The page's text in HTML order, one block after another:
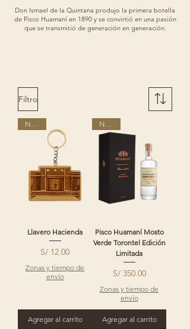
Don Ismael de la Quintana produjo la primera botella
de Pisco Huamaní en 1890 y se convirtió en una pasión
que se transmitió de generación en generación.
Filtro
Llavero Hacienda
Precio
S/ 12.00
Zonas y tiempo de
envío
Agregar al carrito
Pisco Huamaní Mosto
Verde Torontel Edición
Limitada
Precio
S/ 350.00
Zonas y tiempo de
envío
Agregar al carrito